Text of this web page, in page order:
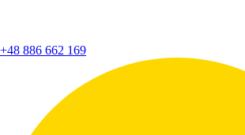
+48 886 662 169